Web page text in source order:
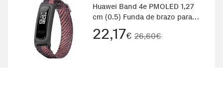
Huawei Band 4e PMOLED 1,27
cm (0.5) Funda de brazo para
monitor de actividad física Gris
22,17€ 26,60€